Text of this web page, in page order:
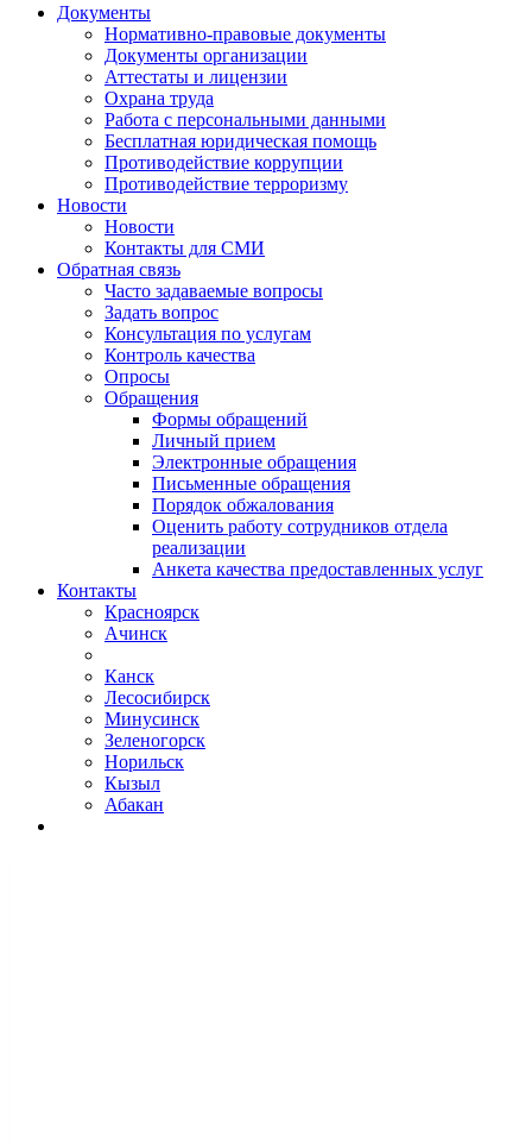
Документы
Нормативно-правовые документы
Документы организации
Аттестаты и лицензии
Охрана труда
Работа с персональными данными
Бесплатная юридическая помощь
Противодействие коррупции
Противодействие терроризму
Новости
Новости
Контакты для СМИ
Обратная связь
Часто задаваемые вопросы
Задать вопрос
Консультация по услугам
Контроль качества
Опросы
Обращения
Формы обращений
Личный прием
Электронные обращения
Письменные обращения
Порядок обжалования
Оценить работу сотрудников отдела
реализации
Анкета качества предоставленных услуг
Контакты
Красноярск
Ачинск
Канск
Лесосибирск
Минусинск
Зеленогорск
Норильск
Кызыл
Абакан